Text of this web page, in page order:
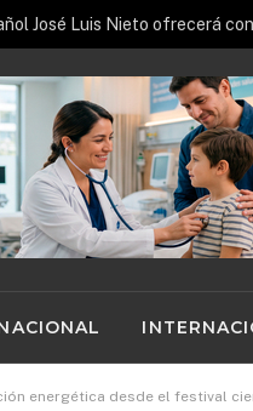
energética desde el festival